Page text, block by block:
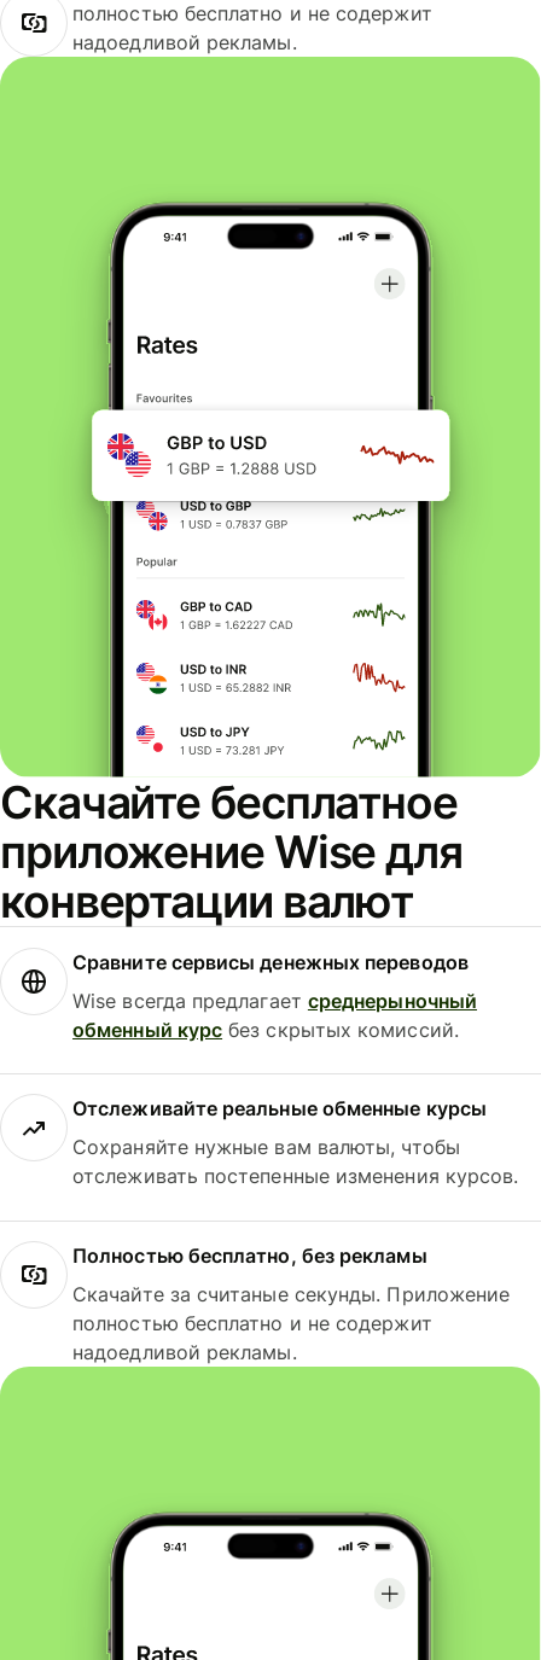
полностью бесплатно и не содержит
надоедливой рекламы.
Скачайте бесплатное
приложение Wise для
конвертации валют
Сравните сервисы денежных переводов
Wise всегда предлагает среднерыночный
обменный курс без скрытых комиссий.
Отслеживайте реальные обменные курсы
Сохраняйте нужные вам валюты, чтобы
отслеживать постепенные изменения курсов.
Полностью бесплатно, без рекламы
Скачайте за считаные секунды. Приложение
полностью бесплатно и не содержит
надоедливой рекламы.